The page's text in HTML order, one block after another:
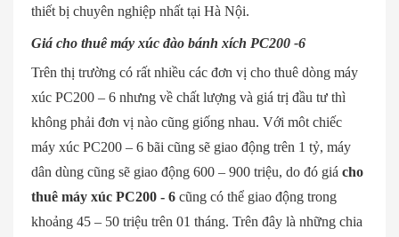
thiết bị chuyên nghiệp nhất tại Hà Nội.
Giá cho thuê máy xúc đào bánh xích PC200 -6
Trên thị trường có rất nhiều các đơn vị cho thuê dòng máy
xúc PC200 – 6 nhưng về chất lượng và giá trị đầu tư thì
không phải đơn vị nào cũng giống nhau. Với môt chiếc
máy xúc PC200 – 6 bãi cũng sẽ giao động trên 1 tỷ, máy
dân dùng cũng sẽ giao động 600 – 900 triệu, do đó giá cho
thuê máy xúc PC200 - 6 cũng có thể giao động trong
khoảng 45 – 50 triệu trên 01 tháng. Trên đây là những chia